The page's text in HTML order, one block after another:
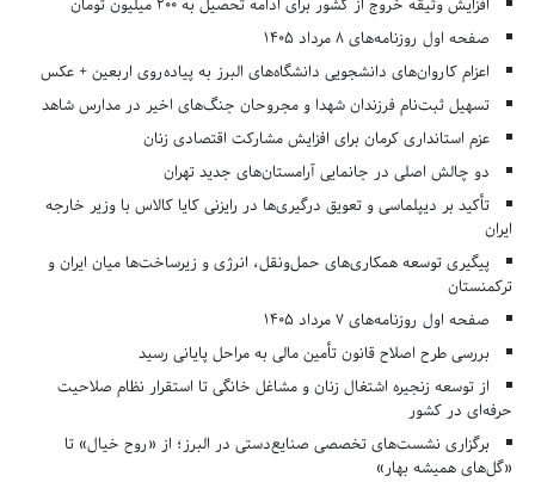
صفحه اول روزنامه‌های 8 مرداد 1405
اعزام کاروان‌های دانشجویی دانشگاه‌های البرز به پیاده‌روی اربعین + عکس
تسهیل ثبت‌نام فرزندان شهدا و مجروحان جنگ‌های اخیر در مدارس شاهد
عزم استانداری کرمان برای افزایش مشارکت اقتصادی زنان
دو چالش اصلی در جانمایی آرامستان‌های جدید تهران
تأکید بر دیپلماسی و تعویق درگیری‌ها در رایزنی کایا کالاس با وزیر خارجه
ایران
پیگیری توسعه همکاری‌های حمل‌ونقل، انرژی و زیرساخت‌ها میان ایران و
ترکمنستان
صفحه اول روزنامه‌های 7 مرداد 1405
بررسی طرح اصلاح قانون تأمین مالی به مراحل پایانی رسید
از توسعه زنجیره اشتغال زنان و مشاغل خانگی تا استقرار نظام صلاحیت
حرفه‌ای در کشور
برگزاری نشست‌های تخصصی صنایع‌دستی در البرز؛ از «روح خیال» تا
«گل‌های همیشه بهار»